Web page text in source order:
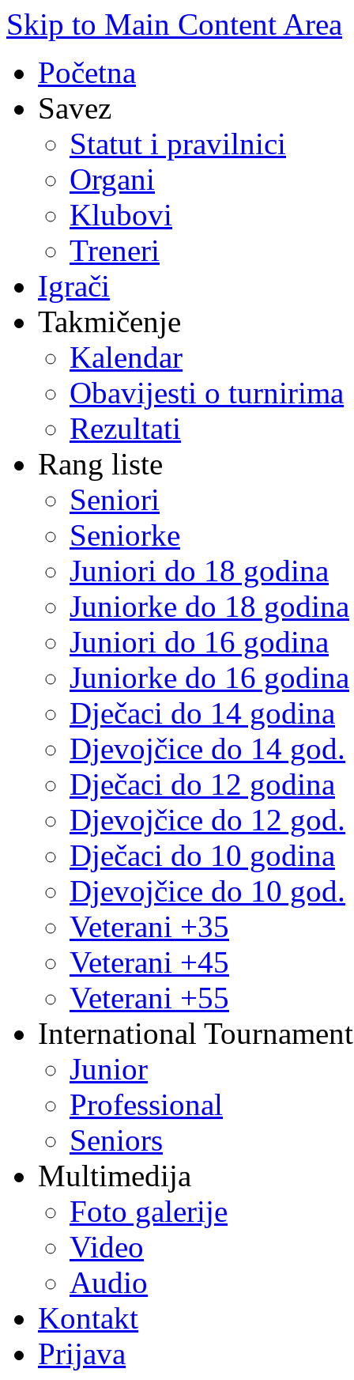
Skip to Main Content Area
Početna
Savez
Statut i pravilnici
Organi
Klubovi
Treneri
Igrači
Takmičenje
Kalendar
Obavijesti o turnirima
Rezultati
Rang liste
Seniori
Seniorke
Juniori do 18 godina
Juniorke do 18 godina
Juniori do 16 godina
Juniorke do 16 godina
Dječaci do 14 godina
Djevojčice do 14 god.
Dječaci do 12 godina
Djevojčice do 12 god.
Dječaci do 10 godina
Djevojčice do 10 god.
Veterani +35
Veterani +45
Veterani +55
International
Junior
Professional
Seniors
Multimedija
Foto galerije
Video
Audio
Kontakt
Prijava